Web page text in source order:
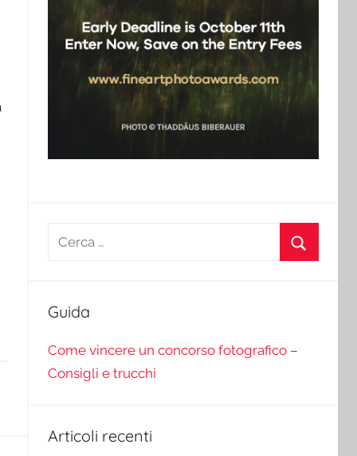
Ricerca
Guida
Come vincere un concorso fotografico –
Consigli e trucchi
Articoli recenti